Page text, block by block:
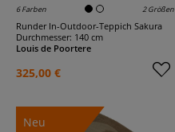
6 Farben 2 Größen
Runder In-Outdoor-Teppich Sakura
Durchmesser: 140 cm
Louis de Poortere
325,00 €
Neu